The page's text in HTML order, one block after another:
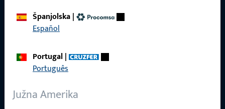
Rado ćemo vam pomoći!
Naš tim za korisničku podršku rado će vam pomoći sa svim
Jednostavno nas kontaktirajte telefonom ili e-poštom.
Španjolska|
Español
Portugal|
Português
Južna Amerika